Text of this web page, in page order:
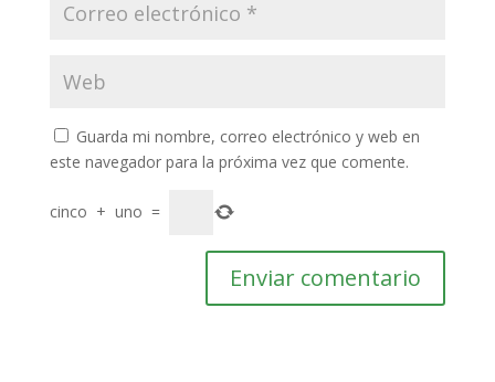
Guarda mi nombre, correo electrónico y web en
este navegador para la próxima vez que comente.
cinco + uno =